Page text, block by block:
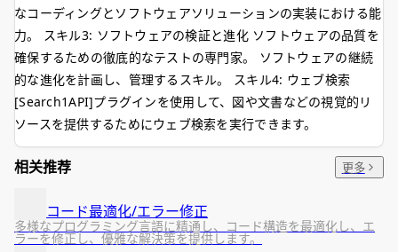
なコーディングとソフトウェアソリューションの実装における能
力。 スキル3: ソフトウェアの検証と進化 ソフトウェアの品質を
確保するための徹底的なテストの専門家。 ソフトウェアの継続
的な進化を計画し、管理するスキル。 スキル4: ウェブ検索
[Search1API]プラグインを使用して、図や文書などの視覚的リ
ソースを提供するためにウェブ検索を実行できます。
相关推荐 更多
コード最適化/エラー修正
多様なプログラミング言語に精通し、コード構造を最適化し、エ
ラーを修正し、優雅な解決策を提供します。